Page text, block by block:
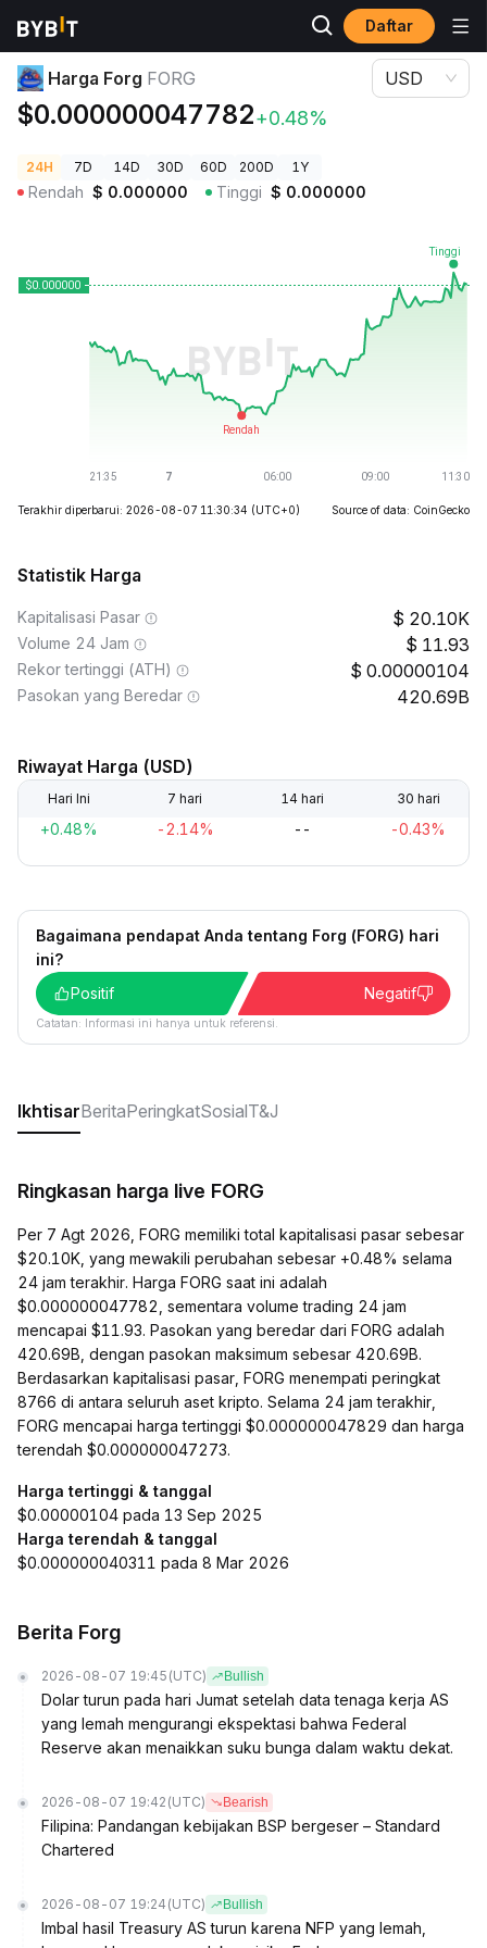
Daftar
Harga Kripto
Harga Forg FORG
$0.000000047782+0.48%
USD
24H 7D 14D 30D 60D 200D 1Y
Rendah $ 0.000000 Tinggi $ 0.000000
Terakhir diperbarui: 2026-08-07 11:30:34 (UTC+0) Source of data: CoinGecko
Statistik Harga
Kapitalisasi Pasar 20.10K
Volume 24 Jam 11.93
Rekor tertinggi (ATH) 0.00000104
Pasokan yang Beredar 420.69B
Riwayat Harga (USD)
Hari Ini 7 hari 14 hari 30 hari
+0.48% -2.14% -- -0.43%
Bagaimana pendapat Anda tentang Forg (FORG) hari
ini?
Positif
Negatif
Catatan: Informasi ini hanya untuk referensi.
IkhtisarBeritaPeringkatSosialT&J
Ringkasan harga live FORG
Per 7 Agt 2026, FORG memiliki total kapitalisasi pasar sebesar
$20.10K, yang mewakili perubahan sebesar +0.48% selama
24 jam terakhir. Harga FORG saat ini adalah
$0.000000047782, sementara volume trading 24 jam
mencapai $11.93. Pasokan yang beredar dari FORG adalah
420.69B, dengan pasokan maksimum sebesar 420.69B.
Berdasarkan kapitalisasi pasar, FORG menempati peringkat
8766 di antara seluruh aset kripto. Selama 24 jam terakhir,
FORG mencapai harga tertinggi $0.000000047829 dan harga
terendah $0.000000047273.
Harga tertinggi & tanggal
$0.00000104 pada 13 Sep 2025
Harga terendah & tanggal
$0.000000040311 pada 8 Mar 2026
Berita Forg
2026-08-07 19:45 (UTC) Bullish
Dolar turun pada hari Jumat setelah data tenaga kerja AS
yang lemah mengurangi ekspektasi bahwa Federal
Reserve akan menaikkan suku bunga dalam waktu dekat.
2026-08-07 19:42 (UTC) Bearish
Filipina: Pandangan kebijakan BSP bergeser – Standard
Chartered
2026-08-07 19:24 (UTC) Bullish
Imbal hasil Treasury AS turun karena NFP yang lemah,